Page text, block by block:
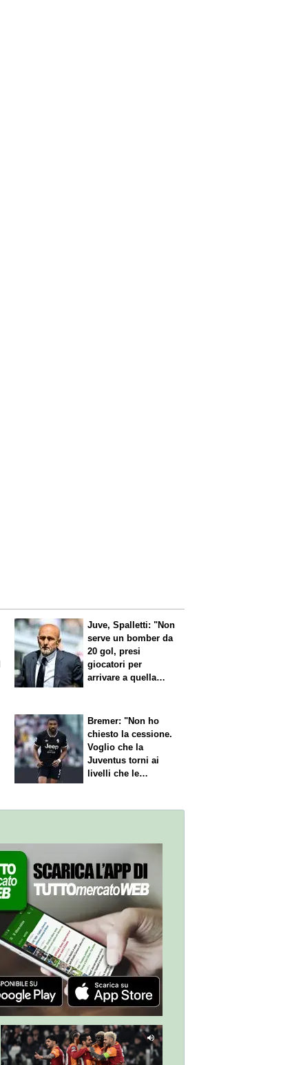
Juve, Spalletti: "Non
serve un bomber da
20 gol, presi
giocatori per
arrivare a quella
Bremer: "Non ho
chiesto la cessione.
Voglio che la
Juventus torni ai
livelli che le